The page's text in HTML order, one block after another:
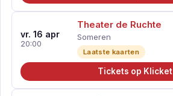
vr. 16 apr
20:00
Theater de Ruchte
Someren
Laatste kaarten
Tickets op Klicket